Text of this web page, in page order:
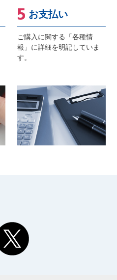
お支払い
ご購入に関する「各種情
報」に詳細を明記していま
す。